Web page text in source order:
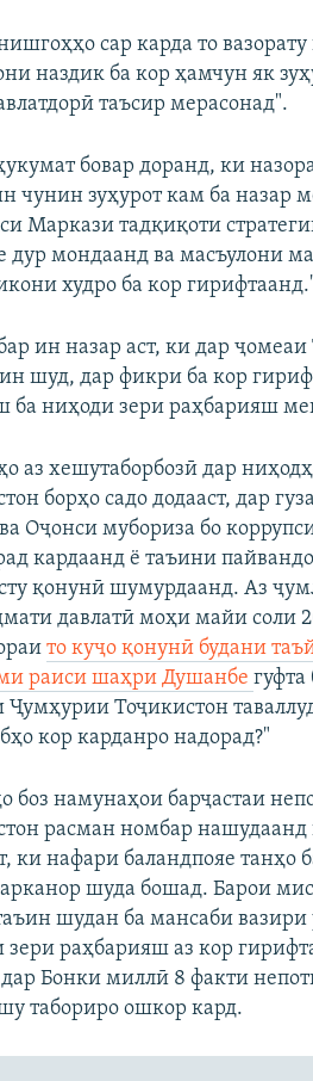
сар карда то
наздик ба кор ҳамчун як
таъсир мерасонад".
бовар доранд, ки
чунин зуҳурот кам ба назар
Маркази тадқиқоти
дур мондаанд ва масъулони
худро ба кор
ин назар аст, ки дар ҷомеаи
шуд, дар фикри ба кор
ба ниҳоди зери раҳбарияш
аз хешутаборбозӣ дар
борҳо садо додааст, дар
Оҷонси мубориза бо
кардаанд ё таъини
қонунӣ шумурдаанд. Аз
давлатӣ моҳи майи соли
то куҷо қонунӣ будани
раиси шаҳри Душанбе гуфта
Ҷумҳурии Тоҷикистон
кор карданро надорад?"
боз намунаҳои барҷастаи
расман номбар нашудаанд
ки нафари баландпояе танҳо
шуда бошад. Барои
шудан ба мансаби
зери раҳбарияш аз кор
Бонки миллӣ 8 факти
табориро ошкор кард.